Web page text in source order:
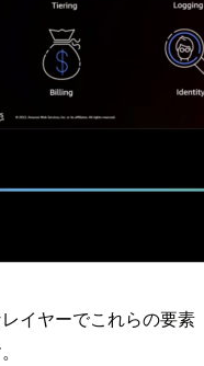
イヤーでこれらの要素